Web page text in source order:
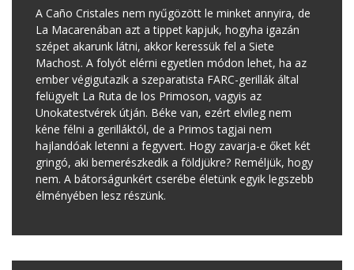
A Caño Cristales nem nyűgözött le minket annyira, de
La Macarenában azt a tippet kapjuk, hogyha igazán
szépet akarunk látni, akkor keressük fel a Siete
Machost. A folyót elérni egyetlen módon lehet, ha az
ember végigutazik a szeparatista FARC-gerillák által
felügyelt La Ruta de los Primoson, vagyis az
Unokatestvérek útján. Béke van, ezért elvileg nem
kéne félni a gerilláktól, de a Primos tagjai nem
hajlandóak letenni a fegyvert. Hogy zavarja-e őket két
gringó, aki bemerészkedik a földjükre? Reméljük, hogy
nem. A bátorságunkért cserébe életünk egyik legszebb
élményében lesz részünk.